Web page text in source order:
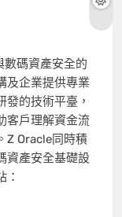
數碼資產安全的
及企業提供專業
的技術平臺，
客戶理解資金流
Z Oracle同時積
資產安全基礎設
：